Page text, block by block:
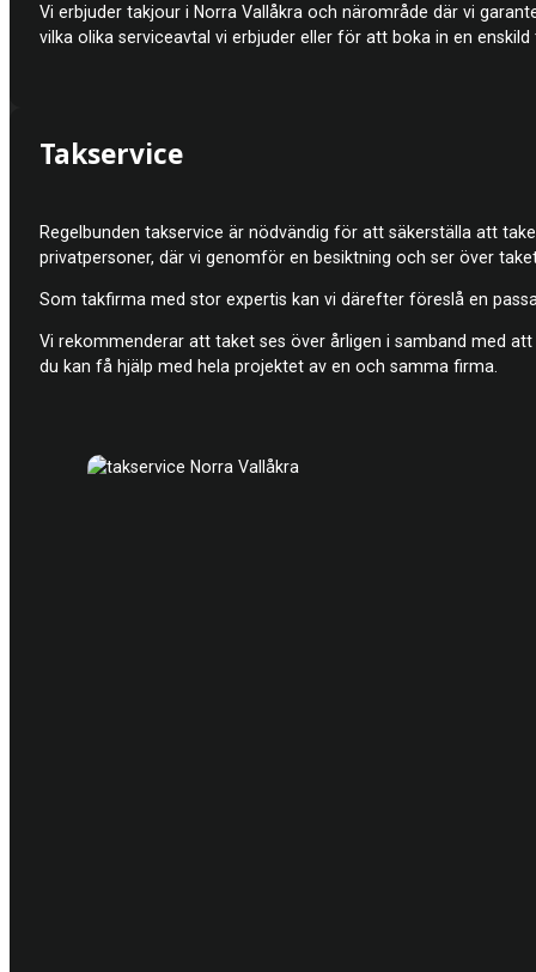
Vi erbjuder takjour i Norra Vallåkra och närområde där vi
vilka olika serviceavtal vi erbjuder eller för att boka in en enskild
Takservice
Regelbunden takservice är nödvändig för att säkerställa att
privatpersoner, där vi genomför en besiktning och ser över
Som takfirma med stor expertis kan vi därefter föreslå en
Vi rekommenderar att taket ses över årligen i samband med
du kan få hjälp med hela projektet av en och samma firma.